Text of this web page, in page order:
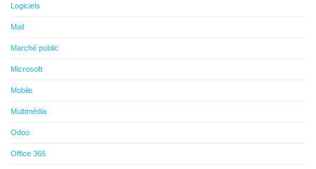
Logiciels
Mail
Marché public
Microsoft
Mobile
Multimédia
Odoo
Office 365